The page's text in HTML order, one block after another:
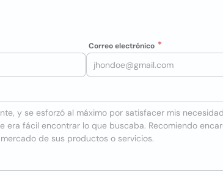
Correo electrónico